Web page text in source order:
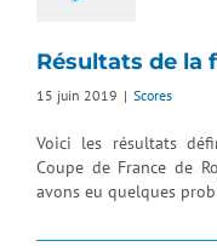
Résultats de la
15 juin 2019 | Scores
Voici les résultats
Coupe de France de
avons eu quelques